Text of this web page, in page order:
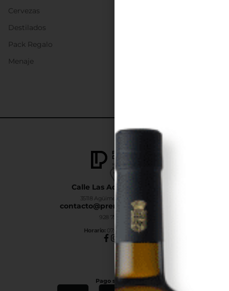
Calle Las Adelfas Nº6-B
35118 Agüimes, Las Palmas
contacto@premiumdrinks.es
928 754 363
Horario: 07:00h a 15:00h
Pago seguro
Cervezas
Destilados
Pack Regalo
Menaje